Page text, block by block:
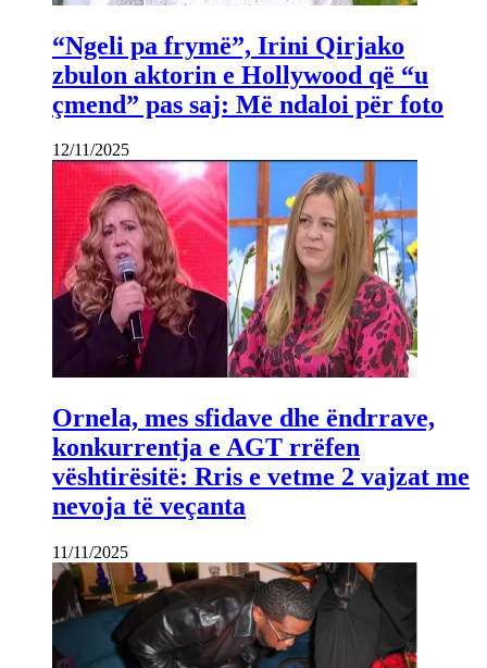
“Ngeli pa frymë”, Irini Qirjako
zbulon aktorin e Hollywood që “u
çmend” pas saj: Më ndaloi për foto
12/11/2025
Ornela, mes sfidave dhe ëndrrave,
konkurrentja e AGT rrëfen
vështirësitë: Rris e vetme 2 vajzat me
nevoja të veçanta
11/11/2025